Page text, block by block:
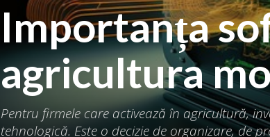
Importanța
agricultura
Pentru firmele care activează în agricultură,
tehnologică. Este o decizie de organizare, de